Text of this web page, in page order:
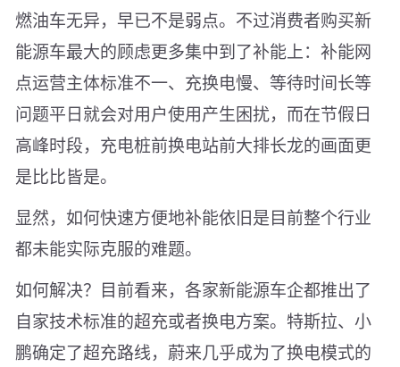
燃油车无异，早已不是弱点。不过消费者购买新
能源车最大的顾虑更多集中到了补能上：补能网
点运营主体标准不一、充换电慢、等待时间长等
问题平日就会对用户使用产生困扰，而在节假日
高峰时段，充电桩前换电站前大排长龙的画面更
是比比皆是。
显然，如何快速方便地补能依旧是目前整个行业
都未能实际克服的难题。
如何解决？目前看来，各家新能源车企都推出了
自家技术标准的超充或者换电方案。特斯拉、小
鹏确定了超充路线，蔚来几乎成为了换电模式的